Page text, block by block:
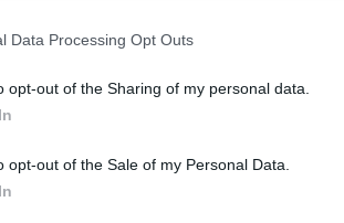
Data Processing Opt Outs
opt-out of the Sharing of my personal data.
opt-out of the Sale of my Personal Data.
μπάνιο με μπανιέρα, άνετο
και το βουνό. Επίσης προσφέρει
WiFi. Η κατοικία μπορεί να
της Μελισσάνης, 500 μ. από την